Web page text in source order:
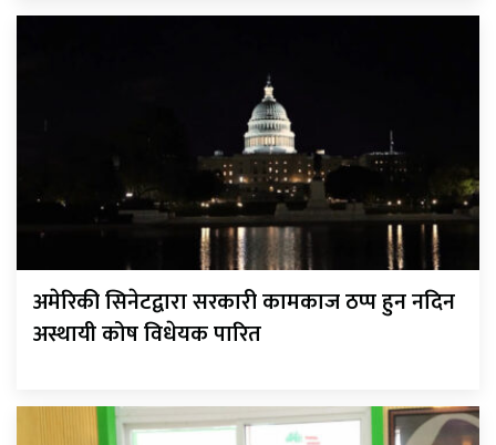
अमेरिकी सिनेटद्वारा सरकारी कामकाज ठप्प हुन नदिन
अस्थायी कोष विधेयक पारित